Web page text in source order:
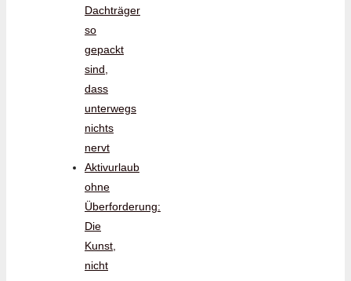
Dachträger
so
gepackt
sind,
dass
unterwegs
nichts
nervt
Aktivurlaub
ohne
Überforderung:
Die
Kunst,
nicht